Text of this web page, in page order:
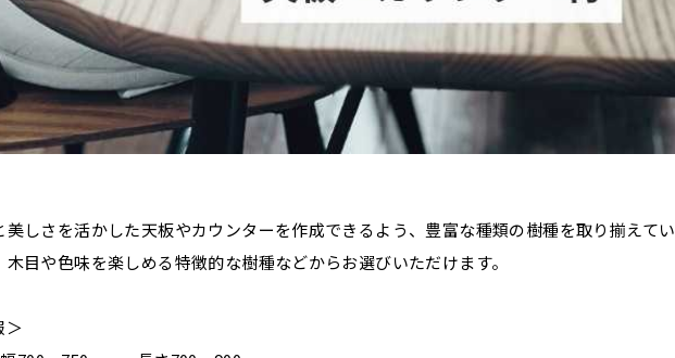
しさを活かした天板やカウンターを作成できるよう、豊富な種類の樹種を取り揃えて
目や色味を楽しめる特徴的な樹種などからお選びいただけます。
＞